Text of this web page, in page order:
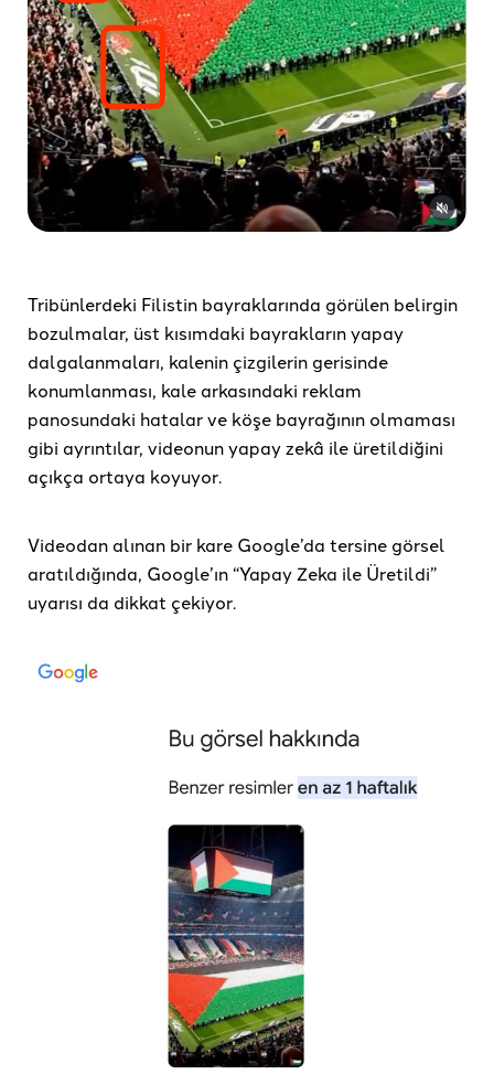
Tribünlerdeki Filistin bayraklarında görülen belirgin
bozulmalar, üst kısımdaki bayrakların yapay
dalgalanmaları, kalenin çizgilerin gerisinde
konumlanması, kale arkasındaki reklam
panosundaki hatalar ve köşe bayrağının olmaması
gibi ayrıntılar, videonun yapay zekâ ile üretildiğini
açıkça ortaya koyuyor.
Videodan alınan bir kare Google’da tersine görsel
aratıldığında, Google’ın “Yapay Zeka ile Üretildi”
uyarısı da dikkat çekiyor.